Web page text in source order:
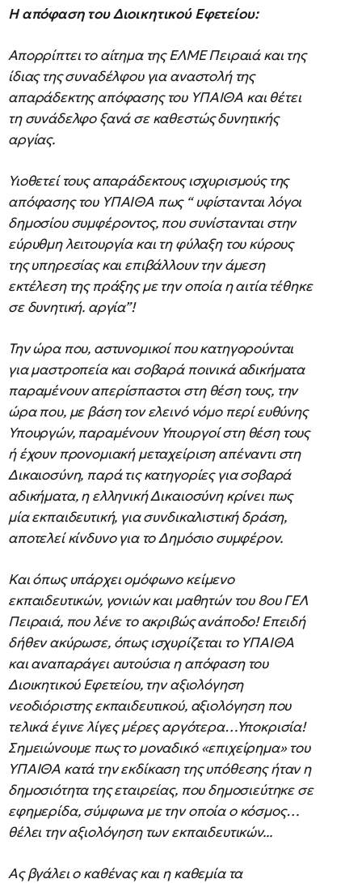
Η απόφαση του Διοικητικού Εφετείου:
Απορρίπτει το αίτημα της ΕΛΜΕ Πειραιά και της
ίδιας της συναδέλφου για αναστολή της
απαράδεκτης απόφασης του ΥΠΑΙΘΑ και θέτει
τη συνάδελφο ξανά σε καθεστώς δυνητικής
αργίας.
Υιοθετεί τους απαράδεκτους ισχυρισμούς της
απόφασης του ΥΠΑΙΘΑ πως “ υφίστανται λόγοι
δημοσίου συμφέροντος, που συνίστανται στην
εύρυθμη λειτουργία και τη φύλαξη του κύρους
της υπηρεσίας και επιβάλλουν την άμεση
εκτέλεση της πράξης με την οποία η αιτία τέθηκε
σε δυνητική. αργία”!
Την ώρα που, αστυνομικοί που κατηγορούνται
για μαστροπεία και σοβαρά ποινικά αδικήματα
παραμένουν απερίσπαστοι στη θέση τους, την
ώρα που, με βάση τον ελεινό νόμο περί ευθύνης
Υπουργών, παραμένουν Υπουργοί στη θέση τους
ή έχουν προνομιακή μεταχείριση απέναντι στη
Δικαιοσύνη, παρά τις κατηγορίες για σοβαρά
αδικήματα, η ελληνική Δικαιοσύνη κρίνει πως
μία εκπαιδευτική, για συνδικαλιστική δράση,
αποτελεί κίνδυνο για το Δημόσιο συμφέρον.
Και όπως υπάρχει ομόφωνο κείμενο
εκπαιδευτικών, γονιών και μαθητών του 8ου ΓΕΛ
Πειραιά, που λένε το ακριβώς ανάποδο! Επειδή
δήθεν ακύρωσε, όπως ισχυρίζεται το ΥΠΑΙΘΑ
και αναπαράγει αυτούσια η απόφαση του
Διοικητικού Εφετείου, την αξιολόγηση
νεοδιόριστης εκπαιδευτικού, αξιολόγηση που
τελικά έγινε λίγες μέρες αργότερα…Υποκρισία!
Σημειώνουμε πως το μοναδικό «επιχείρημα» του
ΥΠΑΙΘΑ κατά την εκδίκαση της υπόθεσης ήταν η
δημοσιότητα της εταιρείας, που δημοσιεύτηκε σε
εφημερίδα, σύμφωνα με την οποία ο κόσμος…
θέλει την αξιολόγηση των εκπαιδευτικών...
Ας βγάλει ο καθένας και η καθεμία τα